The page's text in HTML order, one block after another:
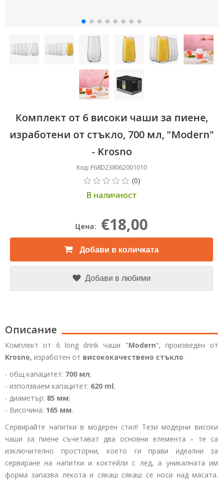
Комплект от 6 високи чаши за пиене,
изработени от стъкло, 700 мл, "Modern"
- Krosno
Код: F68D238062001010
В наличност
Цена: €18,00
Добави в количката
Добави в любими
Описание
Комплект от 6 long drink чаши "Modern", произведен от
Krosno, изработен от висококачествено стъкло.
- общ капацитет: 700 мл;
- използваем капацитет: 620 ml;
- диаметър: 85 мм;
- Височина: 165 мм.
Сервирайте напитки в модерен стил! Тези модерни високи
чаши за пиене съчетават два основни елемента – те са
изключително просторни, което ги прави идеални за
сервиране на напитки и коктейли с лед, а уникалната им
форма запазва лекота и сякаш сякаш се носи над масата.